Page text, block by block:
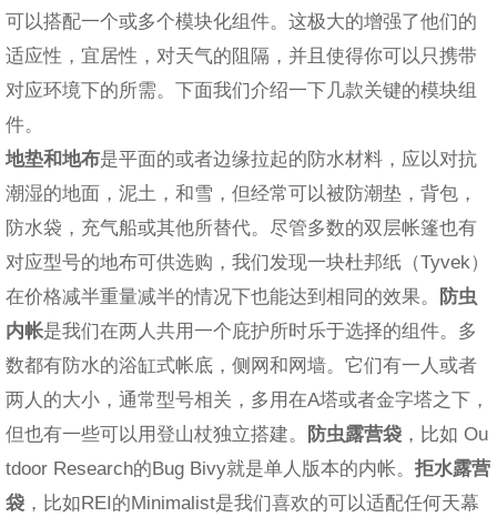
可以搭配一个或多个模块化组件。这极大的增强了他们的
适应性，宜居性，对天气的阻隔，并且使得你可以只携带
对应环境下的所需。下面我们介绍一下几款关键的模块组
件。
地垫和地布是平面的或者边缘拉起的防水材料，应以对抗
潮湿的地面，泥土，和雪，但经常可以被防潮垫，背包，
防水袋，充气船或其他所替代。尽管多数的双层帐篷也有
对应型号的地布可供选购，我们发现一块杜邦纸（Tyvek）
在价格减半重量减半的情况下也能达到相同的效果。 防虫
内帐是我们在两人共用一个庇护所时乐于选择的组件。多
数都有防水的浴缸式帐底，侧网和网墙。它们有一人或者
两人的大小，通常型号相关，多用在A塔或者金字塔之下，
但也有一些可以用登山杖独立搭建。 防虫露营袋 ，比如 Ou
tdoor Research的Bug Bivy就是单人版本的内帐。 拒水露营
袋 ，比如REI的Minimalist是我们喜欢的可以适配任何天幕